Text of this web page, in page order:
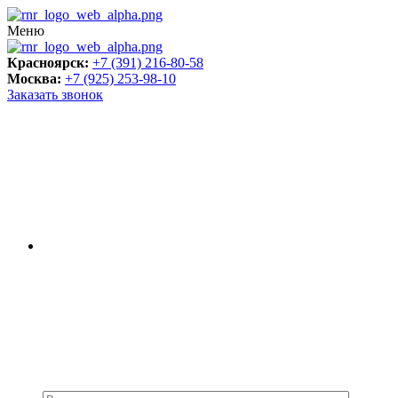
Меню
Красноярск: +7 (391) 216-80-58
Москва: +7 (925) 253-98-10
Заказать звонок